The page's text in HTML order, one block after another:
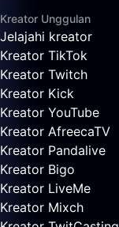
Kreator Unggulan
Jelajahi kreator
Kreator TikTok
Kreator Twitch
Kreator Kick
Kreator YouTube
Kreator AfreecaTV
Kreator Pandalive
Kreator Bigo
Kreator LiveMe
Kreator Mixch